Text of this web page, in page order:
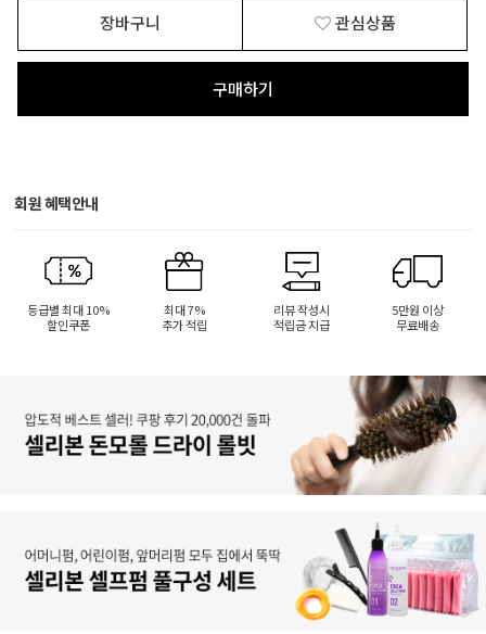
장바구니 관심상품
구매하기
회원 혜택안내
등급별 최대 10%
할인쿠폰
최대 7%
추가 적립
리뷰 작성시
적립금 지급
5만원 이상
무료배송